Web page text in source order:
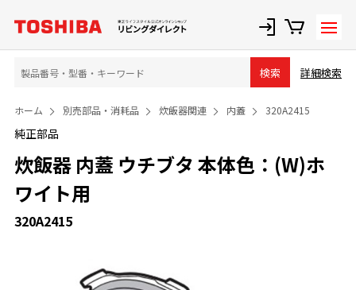
検索 詳細検索
ホーム 別売部品・消耗品 炊飯器関連 内蓋 320A2415
純正部品
炊飯器 内蓋 ウチブタ 本体色：(W)ホ
ワイト用
320A2415